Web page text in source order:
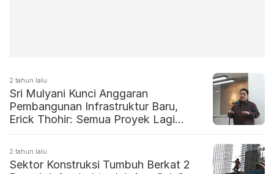
2 tahun lalu
Sri Mulyani Kunci Anggaran
Pembangunan Infrastruktur Baru,
Erick Thohir: Semua Proyek Lagi
2 tahun lalu
Sektor Konstruksi Tumbuh Berkat 2